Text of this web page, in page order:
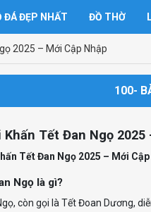
ĐÁ ĐẸP NHẤT ĐỒ THỜ
2025 – Mới Cập Nhập
100-
Khấn Tết Đan Ngọ 2025
Tết Đan Ngọ 2025 – Mới Cập
Ngọ là gì?
còn gọi là Tết Đoan Dương,